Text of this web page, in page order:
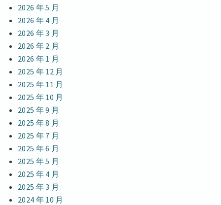
2026 年 5 月
2026 年 4 月
2026 年 3 月
2026 年 2 月
2026 年 1 月
2025 年 12 月
2025 年 11 月
2025 年 10 月
2025 年 9 月
2025 年 8 月
2025 年 7 月
2025 年 6 月
2025 年 5 月
2025 年 4 月
2025 年 3 月
2024 年 10 月